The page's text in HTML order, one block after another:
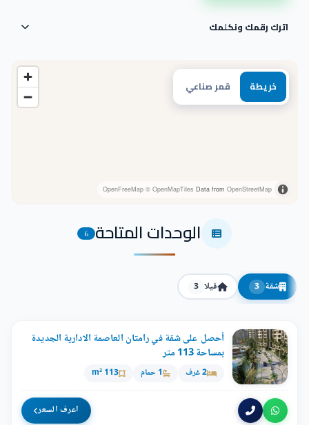
خريطة قمر صناعي
OpenFreeMap © OpenMapTiles Data from OpenStreetMap
اترك رقمك ونكلمك
الوحدات المتاحة 6
شقة 3 فيلا 3
أحصل على شقة في رامتان العاصمة الادارية الجديدة
بمساحة 113 متر
2 غرف 1 حمام 113 m²
اعرف السعر